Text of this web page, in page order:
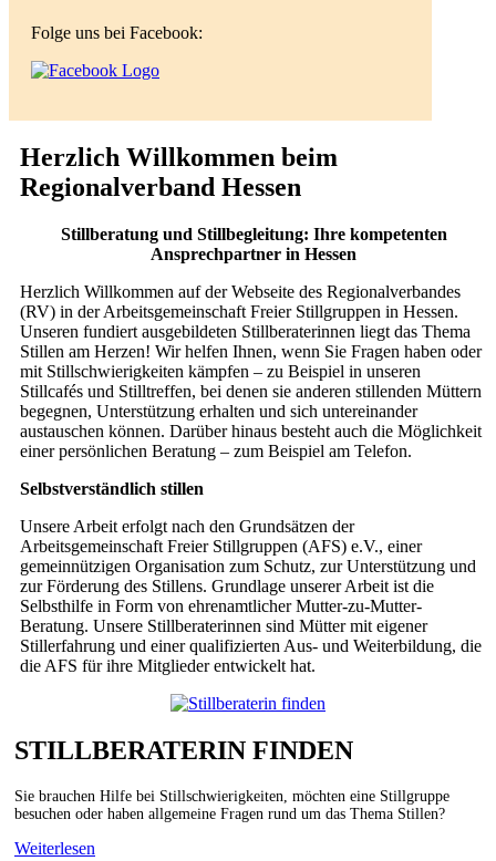
Folge uns bei Facebook:
Herzlich Willkommen beim
Regionalverband Hessen
Stillberatung und Stillbegleitung: Ihre kompetenten
Ansprechpartner in Hessen
Herzlich Willkommen auf der Webseite des Regionalverbandes
(RV) in der Arbeitsgemeinschaft Freier Stillgruppen in Hessen.
Unseren fundiert ausgebildeten Stillberaterinnen liegt das Thema
Stillen am Herzen! Wir helfen Ihnen, wenn Sie Fragen haben oder
mit Stillschwierigkeiten kämpfen – zu Beispiel in unseren
Stillcafés und Stilltreffen, bei denen sie anderen stillenden Müttern
begegnen, Unterstützung erhalten und sich untereinander
austauschen können. Darüber hinaus besteht auch die Möglichkeit
einer persönlichen Beratung – zum Beispiel am Telefon.
Selbstverständlich stillen
Unsere Arbeit erfolgt nach den Grundsätzen der
Arbeitsgemeinschaft Freier Stillgruppen (AFS) e.V., einer
gemeinnützigen Organisation zum Schutz, zur Unterstützung und
zur Förderung des Stillens. Grundlage unserer Arbeit ist die
Selbsthilfe in Form von ehrenamtlicher Mutter-zu-Mutter-
Beratung. Unsere Stillberaterinnen sind Mütter mit eigener
Stillerfahrung und einer qualifizierten Aus- und Weiterbildung, die
die AFS für ihre Mitglieder entwickelt hat.
STILLBERATERIN FINDEN
Sie brauchen Hilfe bei Stillschwierigkeiten, möchten eine Stillgruppe
besuchen oder haben allgemeine Fragen rund um das Thema Stillen?
Weiterlesen